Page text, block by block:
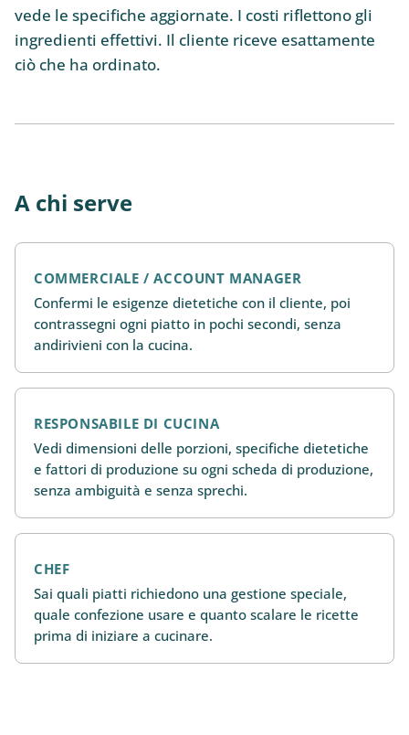
vede le specifiche aggiornate. I costi riflettono gli
ingredienti effettivi. Il cliente riceve esattamente
ciò che ha ordinato.
A chi serve
COMMERCIALE / ACCOUNT MANAGER
Confermi le esigenze dietetiche con il cliente, poi
contrassegni ogni piatto in pochi secondi, senza
andirivieni con la cucina.
RESPONSABILE DI CUCINA
Vedi dimensioni delle porzioni, specifiche dietetiche
e fattori di produzione su ogni scheda di produzione,
senza ambiguità e senza sprechi.
CHEF
Sai quali piatti richiedono una gestione speciale,
quale confezione usare e quanto scalare le ricette
prima di iniziare a cucinare.